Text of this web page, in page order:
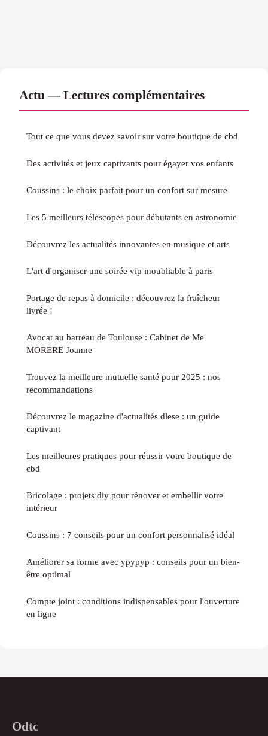
Actu — Lectures complémentaires
Tout ce que vous devez savoir sur votre boutique de cbd
Des activités et jeux captivants pour égayer vos enfants
Coussins : le choix parfait pour un confort sur mesure
Les 5 meilleurs télescopes pour débutants en astronomie
Découvrez les actualités innovantes en musique et arts
L'art d'organiser une soirée vip inoubliable à paris
Portage de repas à domicile : découvrez la fraîcheur
livrée !
Avocat au barreau de Toulouse : Cabinet de Me
MORERE Joanne
Trouvez la meilleure mutuelle santé pour 2025 : nos
recommandations
Découvrez le magazine d'actualités dlese : un guide
captivant
Les meilleures pratiques pour réussir votre boutique de
cbd
Bricolage : projets diy pour rénover et embellir votre
intérieur
Coussins : 7 conseils pour un confort personnalisé idéal
Améliorer sa forme avec ypypyp : conseils pour un bien-
être optimal
Compte joint : conditions indispensables pour l'ouverture
en ligne
Odtc